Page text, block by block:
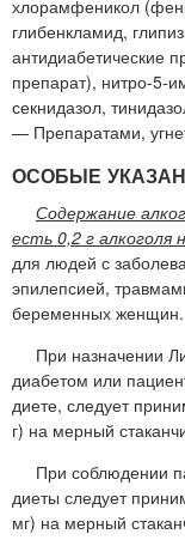
хлорамфеникол
глибенкламид,
антидиабетические
препарат), нитро-5-
секнидазол,
— Препаратами,
ОСОБЫЕ
Содержание
есть 0,2 г алкоголя
для людей с
эпилепсией,
беременных женщин.
При назначении
диабетом или
диете, следует
г) на мерный
При соблюдении
диеты следует
мг) на мерный